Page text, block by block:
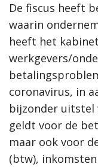
De fiscus heeft
waarin
heeft het
werkgevers/
coronavirus, in
bijzonder uitstel
geldt voor de
maar ook voor
(btw),